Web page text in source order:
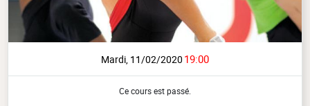
Mardi, 11/02/2020 19:00
Ce cours est passé.